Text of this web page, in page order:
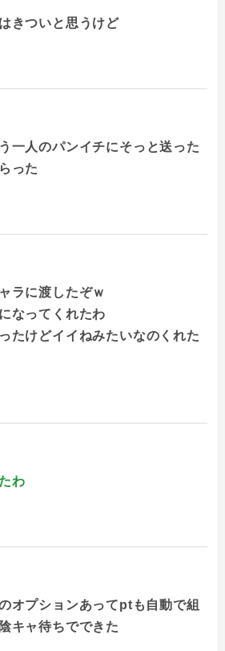
きついと思うけど
一人のパンイチにそっと送った
った
ラに渡したぞｗ
なってくれたわ
たけどイイねみたいなのくれた
わ
オプションあってptも自動で組
キャ待ちでできた